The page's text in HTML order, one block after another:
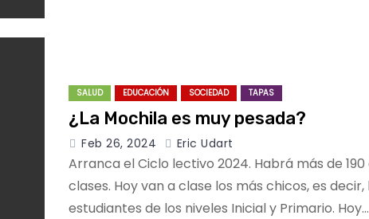
SALUD EDUCACIÓN SOCIEDAD TAPAS
¿La Mochila es muy pesada?
Feb 26, 2024 Eric Udart
Arranca el Ciclo lectivo 2024. Habrá más de 190
clases. Hoy van a clase los más chicos, es decir,
estudiantes de los niveles Inicial y Primario. Hoy…